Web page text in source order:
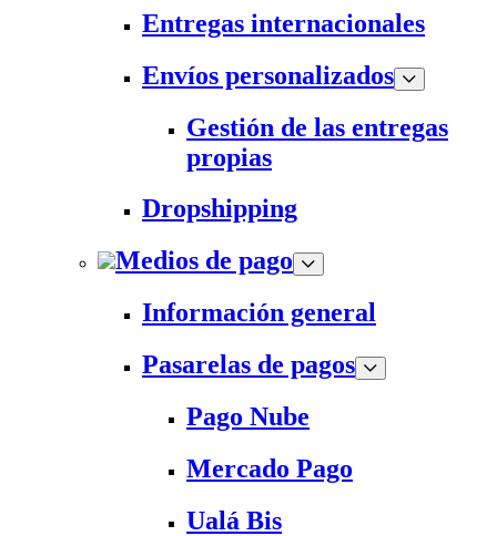
Entregas internacionales
Envíos personalizados
Gestión de las entregas
propias
Dropshipping
Medios de pago
Información general
Pasarelas de pagos
Pago Nube
Mercado Pago
Ualá Bis